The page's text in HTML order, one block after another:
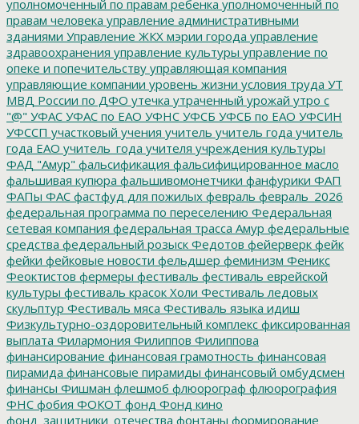
уполномоченный по правам ребенка уполномоченный по
правам человека управление административными
зданиями Управление ЖКХ мэрии города управление
здравоохранения управление культуры управление по
опеке и попечительству управляющая компания
управляющие компании уровень жизни условия труда УТ
МВД России по ДФО утечка утраченный урожай утро с
"@" УФАС УФАС по ЕАО УФНС УФСБ УФСБ по ЕАО УФСИН
УФССП участковый учения учитель учитель года учитель
года ЕАО учитель_года учителя учреждения культуры
ФАД "Амур" фальсификация фальсифицированное масло
фальшивая купюра фальшивомонетчики фанфурики ФАП
ФАПы ФАС фастфуд для пожилых февраль февраль_2026
федеральная программа по переселению Федеральная
сетевая компания федеральная трасса Амур федеральные
средства федеральный розыск Федотов фейерверк фейк
фейки фейковые новости фельдшер феминизм Феникс
Феоктистов фермеры фестиваль фестиваль еврейской
культуры фестиваль красок Холи Фестиваль ледовых
скульптур Фестиваль мяса Фестиваль языка идиш
Физкультурно-оздоровительный комплекс фиксированная
выплата Филармония Филиппов Филиппова
финансирование финансовая грамотность финансовая
пирамида финансовые пирамиды финансовый омбудсмен
финансы Фишман флешмоб флюорограф флюорография
ФНС фобия ФОКОТ фонд Фонд кино
фонд_защитники_отечества фонтаны формирование